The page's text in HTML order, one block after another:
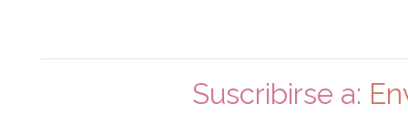
Suscribirse a: